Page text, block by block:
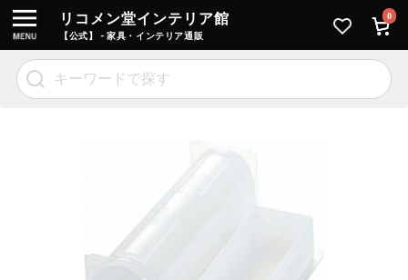
リコメン堂インテリア館
【公式】 - 家具・インテリア通販
0